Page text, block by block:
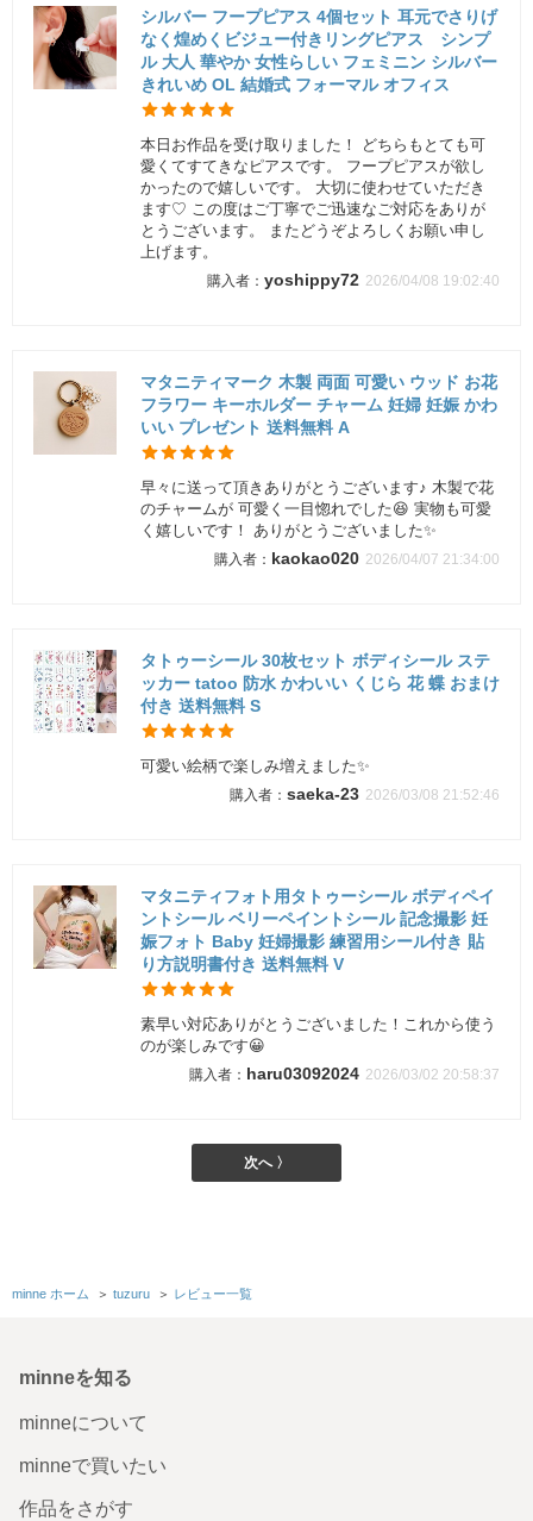
シルバー フープピアス 4個セット 耳元でさりげ
なく煌めくビジュー付きリングピアス シンプ
ル 大人 華やか 女性らしい フェミニン シルバー
きれいめ OL 結婚式 フォーマル オフィス
本日お作品を受け取りました！ どちらもとても可
愛くてすてきなピアスです。 フープピアスが欲し
かったので嬉しいです。 大切に使わせていただき
ます♡ この度はご丁寧でご迅速なご対応をありが
とうございます。 またどうぞよろしくお願い申し
上げます。
yoshippy72 2026/04/08 19:02:40
マタニティマーク 木製 両面 可愛い ウッド お花
フラワー キーホルダー チャーム 妊婦 妊娠 かわ
いい プレゼント 送料無料 A
早々に送って頂きありがとうございます♪ 木製で花
のチャームが 可愛く一目惚れでした😆 実物も可愛
く嬉しいです！ ありがとうございました✨
kaokao020 2026/04/07 21:34:00
タトゥーシール 30枚セット ボディシール ステ
ッカー tatoo 防水 かわいい くじら 花 蝶 おまけ
付き 送料無料 S
可愛い絵柄で楽しみ増えました✨
saeka-23 2026/03/08 21:52:46
マタニティフォト用タトゥーシール ボディペイ
ントシール ベリーペイントシール 記念撮影 妊
娠フォト Baby 妊婦撮影 練習用シール付き 貼
り方説明書付き 送料無料 V
素早い対応ありがとうございました！これから使う
のが楽しみです😀
haru03092024 2026/03/02 20:58:37
次へ 〉
minne ホーム ＞ tuzuru ＞ レビュー一覧
minneを知る
minneについて
minneで買いたい
作品をさがす